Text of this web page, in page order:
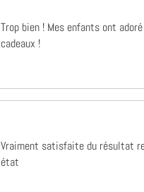
Trop bien ! Mes enfants ont
cadeaux !
Vraiment satisfaite du résultat
état